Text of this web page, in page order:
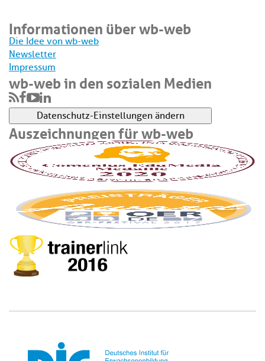
Informationen über wb-web
Die Idee von wb-web
Newsletter
Impressum
wb-web in den sozialen Medien
Datenschutz-Einstellungen ändern
Auszeichnungen für wb-web